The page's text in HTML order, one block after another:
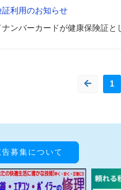
利用のお知らせ
ンバーカードが健康保険証
1
告募集について